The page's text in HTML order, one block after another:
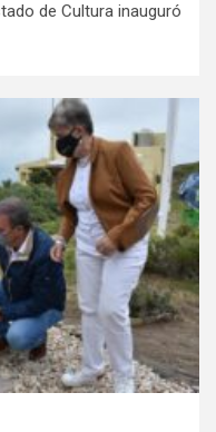
de Cultura inauguró